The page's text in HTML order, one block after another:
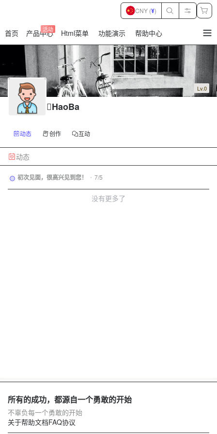
首页 产品中心
活动 Html菜单 功能演示 帮助中心
CNY (¥)
Lv.0
HaoBa
动态 创作 互动
动态
初次见面，很高兴见到您！ • 7/5
没有更多了
所有的成功，都源自一个勇敢的开始
不辜负每一个勇敢的开始
关于帮助文档FAQ协议